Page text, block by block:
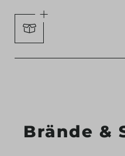
Brände &